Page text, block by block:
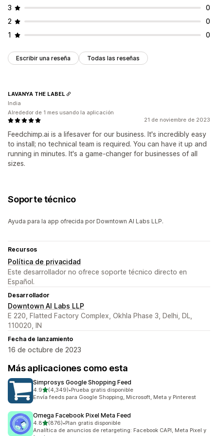
3
0
2
0
1
0
Escribir una reseña Todas las reseñas
21 de noviembre de 2023
Feedchimp.ai is a lifesaver for our business. It's incredibly easy
to install; no technical team is required. You can have it up and
running in minutes. It's a game-changer for businesses of all
sizes.
LAVANYA THE LABEL
India
Alrededor de 1 mes usando la aplicación
Soporte técnico
Ayuda para la app ofrecida por Downtown AI Labs LLP.
Recursos
Política de privacidad
Este desarrollador no ofrece soporte técnico directo en
Español.
Desarrollador
Downtown AI Labs LLP
E 220, Flatted Factory Complex, Okhla Phase 3, Delhi, DL,
110020, IN
Fecha de lanzamiento
16 de octubre de 2023
Más aplicaciones como esta
Simprosys Google Shopping Feed
4.9de 5 estrellas
(4,349)
4349 reseñas en total
•Prueba gratis disponible
Envía feeds para Google Shopping, Microsoft, Meta y Pinterest
Omega Facebook Pixel Meta Feed
4.8de 5 estrellas
(876)
876 reseñas en total
•Plan gratis disponible
Analítica de anuncios de retargeting: Facebook CAPI, Meta Pixel y